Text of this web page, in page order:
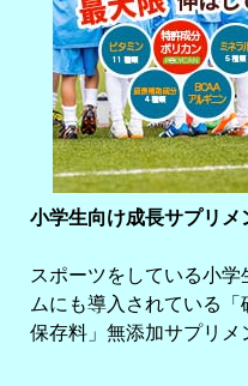
小学生向け成長サプリメ
スポーツをしている小
ムにも導入されている「
保存料」無添加サプリメ